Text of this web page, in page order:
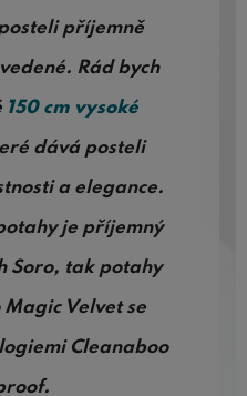
příjemně
Rád bych
150 cm vysoké
dává posteli
a elegance.
je příjemný
Soro, tak potahy
Magic Velvet se
Cleanaboo